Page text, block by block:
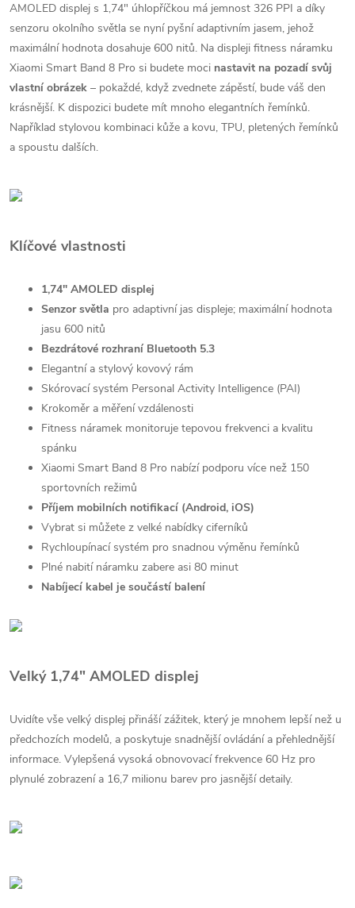
AMOLED displej s 1,74" úhlopříčkou má jemnost 326 PPI a díky
senzoru okolního světla se nyní pyšní adaptivním jasem, jehož
maximální hodnota dosahuje 600 nitů. Na displeji fitness náramku
Xiaomi Smart Band 8 Pro si budete moci nastavit na pozadí svůj
vlastní obrázek – pokaždé, když zvednete zápěstí, bude váš den
krásnější. K dispozici budete mít mnoho elegantních řemínků.
Například stylovou kombinaci kůže a kovu, TPU, pletených řemínků
a spoustu dalších.
Klíčové vlastnosti
1,74" AMOLED displej
Senzor světla pro adaptivní jas displeje; maximální hodnota
jasu 600 nitů
Bezdrátové rozhraní Bluetooth 5.3
Elegantní a stylový kovový rám
Skórovací systém Personal Activity Intelligence (PAI)
Krokoměr a měření vzdálenosti
Fitness náramek monitoruje tepovou frekvenci a kvalitu
spánku
Xiaomi Smart Band 8 Pro nabízí podporu více než 150
sportovních režimů
Příjem mobilních notifikací (Android, iOS)
Vybrat si můžete z velké nabídky ciferníků
Rychloupínací systém pro snadnou výměnu řemínků
Plné nabití náramku zabere asi 80 minut
Nabíjecí kabel je součástí balení
Velký 1,74" AMOLED displej
Uvidíte vše velký displej přináší zážitek, který je mnohem lepší než u
předchozích modelů, a poskytuje snadnější ovládání a přehlednější
informace. Vylepšená vysoká obnovovací frekvence 60 Hz pro
plynulé zobrazení a 16,7 milionu barev pro jasnější detaily.